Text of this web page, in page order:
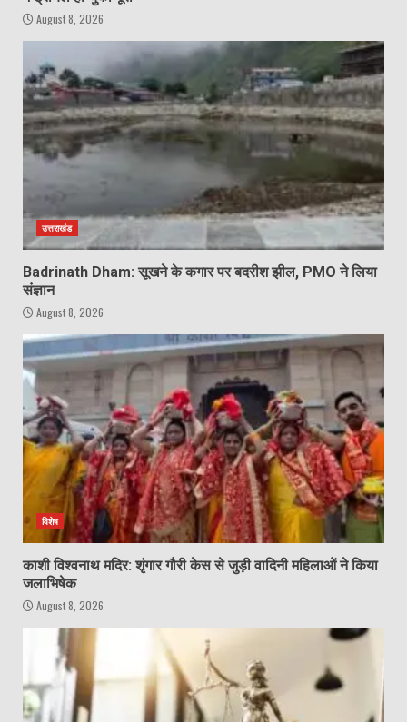
August 8, 2026
उत्तराखंड
Badrinath Dham: सूखने के कगार पर बदरीश झील, PMO ने लिया
संज्ञान
August 8, 2026
विशेष
काशी विश्वनाथ मदिर: शृंगार गौरी केस से जुड़ी वादिनी महिलाओं ने किया
जलाभिषेक
August 8, 2026